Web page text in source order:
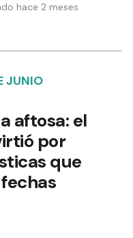
hace 2 meses
JUNIO
aftosa: el
por
que